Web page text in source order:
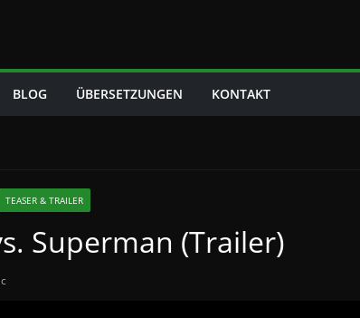
BLOG ÜBERSETZUNGEN KONTAKT
TEASER & TRAILER
Superman (Trailer)